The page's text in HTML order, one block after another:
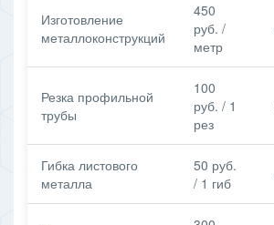
Изготовление
металлоконструкций
450
руб. /
метр
Резка профильной
трубы
100
руб. / 1
рез
Гибка листового
металла
50 руб.
/ 1 гиб